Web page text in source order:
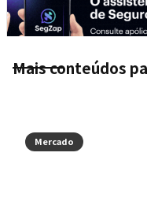
Mais conteúdos
Mercado